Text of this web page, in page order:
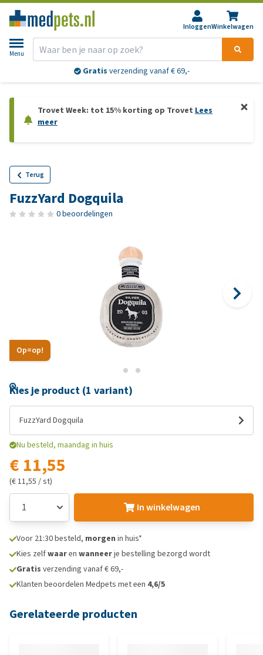
InloggenWinkelwagen
Menu
Gratis verzending vanaf € 69,-
Trovet Week: tot 15% korting op Trovet Lees
meer
Terug
FuzzYard Dogquila
0 beoordelingen
Op=op!
Kies je product (1 variant)
FuzzYard Dogquila
Nu besteld, maandag in huis
€ 11,55
(€ 11,55 / st)
In winkelwagen
Voor 21:30 besteld, morgen in huis*
Kies zelfwaaren wanneerje bestelling bezorgd wordt
Gratis verzending vanaf € 69,-
Klanten beoordelen Medpets met een 4,6/5
Gerelateerde producten